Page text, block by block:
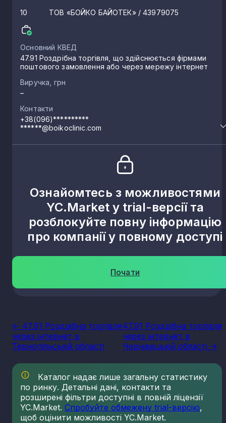
10 ТОВ «БОЙКО БАЙОТЕК» / 43979075
Основний КВЕД
47.91 Роздрібна торгівля, що здійснюється фірмами
поштового замовлення або через мережу інтернет
Виручка, грн
–
Контакти
+38(096)**********
******@boikoclinic.com
Ознайомтесь з можливостями
YC.Market у trial-версії та
розблокуйте повну інформацію
про компанії у повному доступі
Почати
<- 47.91 Роздрібна торгівля
через інтернет в
Тернопільській області
47.91 Роздрібна торгівля
через інтернет в
Чернівецькій області ->
Каталог надає лише загальну статистику
по ринку. Детальні дані, контакти та
розширені фільтри доступні в повній ліцензії
YC.Market. Спробуйте обмежену trial-версію,
щоб оцінити можливості YC.Market.